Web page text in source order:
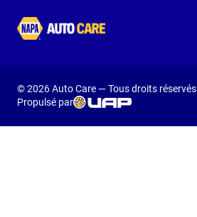
Autocare
© 2026 Auto Care — Tous droits réservés
Propulsé par